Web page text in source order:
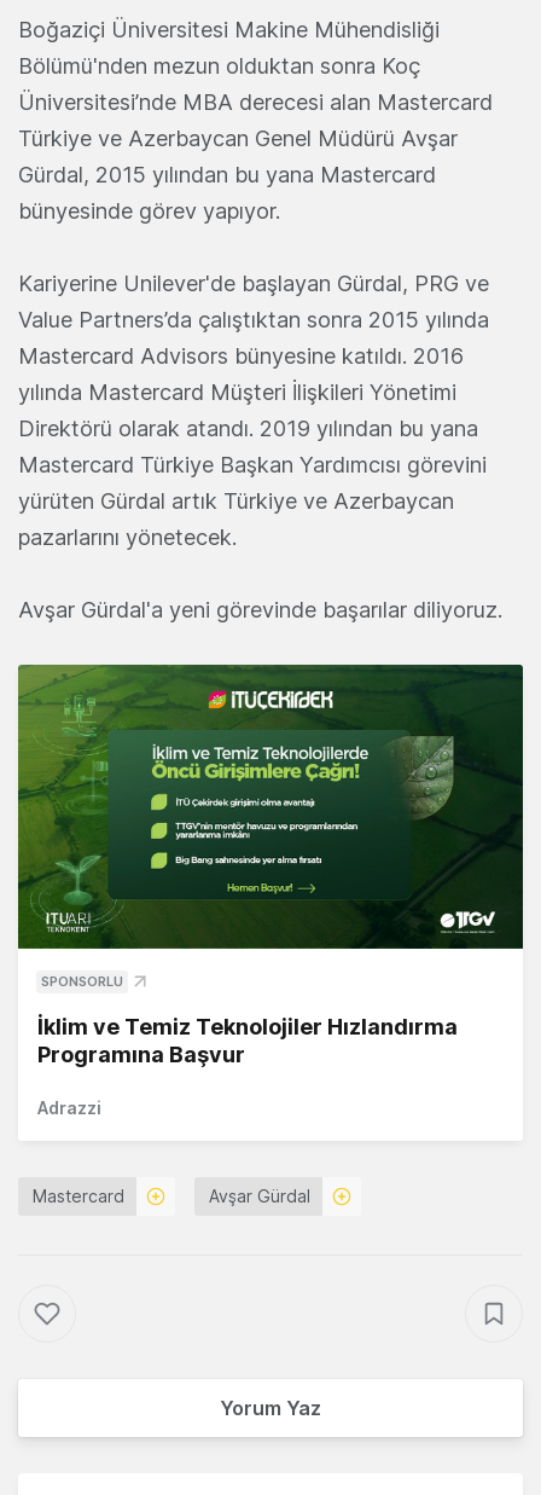
Boğaziçi Üniversitesi Makine Mühendisliği
Bölümü'nden mezun olduktan sonra Koç
Üniversitesi’nde MBA derecesi alan Mastercard
Türkiye ve Azerbaycan Genel Müdürü Avşar
Gürdal, 2015 yılından bu yana Mastercard
bünyesinde görev yapıyor.
Kariyerine Unilever'de başlayan Gürdal, PRG ve
Value Partners’da çalıştıktan sonra 2015 yılında
Mastercard Advisors bünyesine katıldı. 2016
yılında Mastercard Müşteri İlişkileri Yönetimi
Direktörü olarak atandı. 2019 yılından bu yana
Mastercard Türkiye Başkan Yardımcısı görevini
yürüten Gürdal artık Türkiye ve Azerbaycan
pazarlarını yönetecek.
Avşar Gürdal'a yeni görevinde başarılar diliyoruz.
SPONSORLU
İklim ve Temiz Teknolojiler Hızlandırma
Programına Başvur
Adrazzi
Mastercard Avşar Gürdal
Yorum Yaz